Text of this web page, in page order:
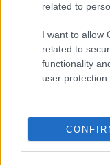
related to
I want to allow
related to
functionality
user protection.
NECROLOGIE